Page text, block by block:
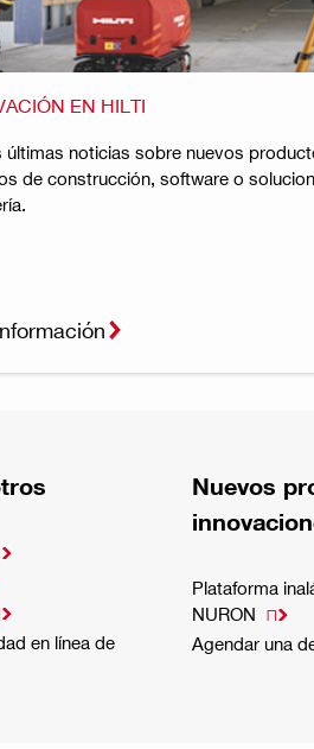
EN HILTI
últimas noticias sobre nuevos
de construcción, software o
en línea de
Nuevos
Plataforma
NURON 
Agendar una